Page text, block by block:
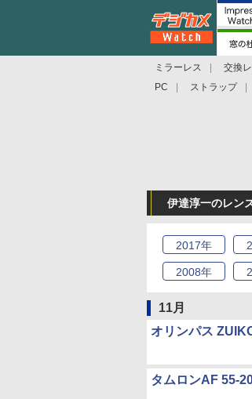
ミラーレス 交換
PC
ストラップ
伊達淳一のレン
2017年
2008年
11月
オリンパス
タムロンAF 55-